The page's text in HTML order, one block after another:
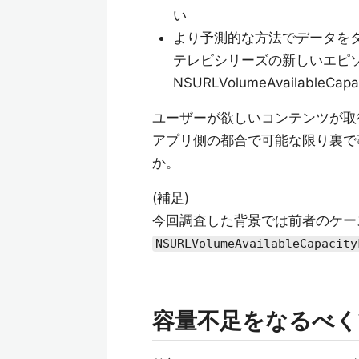
い
より予測的な方法でデータを
テレビシリーズの新しいエピ
ユーザーが欲しいコンテンツが
アプリ側の都合で可能な限り裏
か。
(補足)
今回調査した背景では前者のケ
容量不足をなるべ